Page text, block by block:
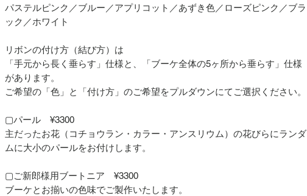
パステルピンク／ブルー／アプリコット／あずき色／ローズピンク／ブラ
ック／ホワイト
リボンの付け方（結び方）は
「手元から長く垂らす」仕様と、「ブーケ全体の5ヶ所から垂らす」仕様
があります。
ご希望の「色」と「付け方」のご希望をプルダウンにてご選択ください。
▢パール ¥3300
主だったお花（コチョウラン・カラー・アンスリウム）の花びらにランダ
ムに大小のパールをお付けします。
▢ご新郎様用ブートニア ¥3300
ブーケとお揃いの色味でご製作いたします。